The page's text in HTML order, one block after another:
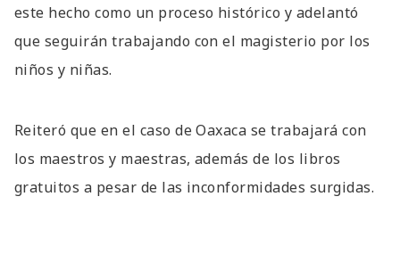
este hecho como un proceso histórico y adelantó
que seguirán trabajando con el magisterio por los
niños y niñas.
Reiteró que en el caso de Oaxaca se trabajará con
los maestros y maestras, además de los libros
gratuitos a pesar de las inconformidades surgidas.